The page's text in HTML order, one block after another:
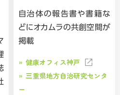
自治体の報告書や書籍な
どにオカムラの共創空間が
掲載
健康オフィス神戸
三重県地方自治研究センタ
ー